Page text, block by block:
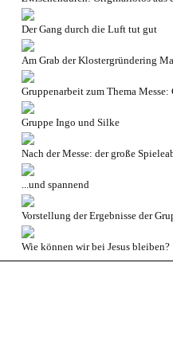
Der Gang durch die Luft tut gut
Am Grab der Klostergründering
Gruppenarbeit zum Thema Messe:
Gruppe Ingo und Silke
Nach der Messe: der große
...und spannend
Vorstellung der Ergebnisse der
Wie können wir bei Jesus bleiben?